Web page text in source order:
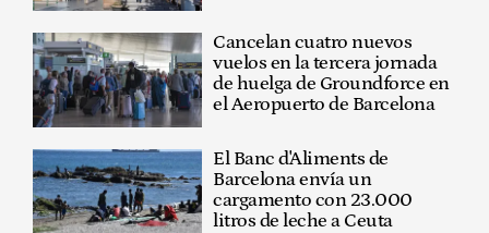
Cancelan cuatro nuevos
vuelos en la tercera jornada
de huelga de Groundforce en
el Aeropuerto de Barcelona
El Banc d'Aliments de
Barcelona envía un
cargamento con 23.000
litros de leche a Ceuta